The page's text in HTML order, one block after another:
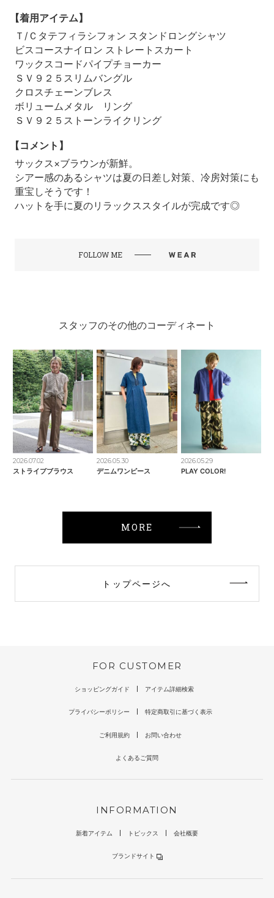
【着用アイテム】
Ｔ/Ｃタテフィラシフォン スタンドロングシャツ
ビスコースナイロン ストレートスカート
ワックスコードパイプチョーカー
ＳＶ９２５スリムバングル
クロスチェーンブレス
ボリュームメタル リング
ＳＶ９２５ストーンライクリング
【コメント】
サックス×ブラウンが新鮮。
シアー感のあるシャツは夏の日差し対策、冷房対策にも
重宝しそうです！
ハットを手に夏のリラックススタイルが完成です◎
FOLLOW ME
スタッフのその他のコーディネート
2026.07.02
ストライプブラウス
2026.05.30
デニムワンピース
2026.05.29
PLAY COLOR!
MORE
トップページへ
FOR CUSTOMER
ショッピングガイド アイテム詳細検索
プライバシーポリシー 特定商取引に基づく表示
ご利用規約 お問い合わせ
よくあるご質問
INFORMATION
新着アイテム トピックス 会社概要
ブランドサイト